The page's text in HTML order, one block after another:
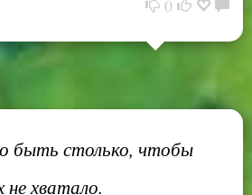
0
быть столько, чтобы
не хватало.